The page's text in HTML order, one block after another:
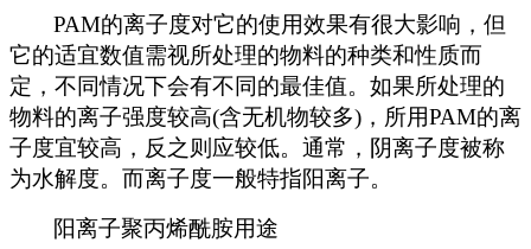
PAM的离子度对它的使用效果有很大影响，但
它的适宜数值需视所处理的物料的种类和性质而
定，不同情况下会有不同的最佳值。如果所处理的
物料的离子强度较高(含无机物较多) ，所用PAM的离
子度宜较高，反之则应较低。通常，阴离子度被称
为水解度。而离子度一般特指阳离子。
阳离子聚丙烯酰胺用途